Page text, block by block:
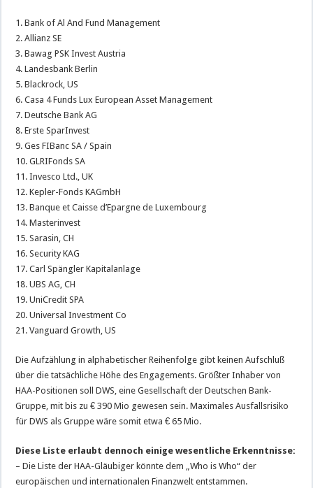
1. Bank of Al And Fund Management
2. Allianz SE
3. Bawag PSK Invest Austria
4. Landesbank Berlin
5. Blackrock, US
6. Casa 4 Funds Lux European Asset Management
7. Deutsche Bank AG
8. Erste SparInvest
9. Ges FIBanc SA / Spain
10. GLRIFonds SA
11. Invesco Ltd., UK
12. Kepler-Fonds KAGmbH
13. Banque et Caisse d’Epargne de Luxembourg
14. Masterinvest
15. Sarasin, CH
16. Security KAG
17. Carl Spängler Kapitalanlage
18. UBS AG, CH
19. UniCredit SPA
20. Universal Investment Co
21. Vanguard Growth, US
Die Aufzählung in alphabetischer Reihenfolge gibt keinen Aufschluß
über die tatsächliche Höhe des Engagements. Größter Inhaber von
HAA-Positionen soll DWS, eine Gesellschaft der Deutschen Bank-
Gruppe, mit bis zu € 390 Mio gewesen sein. Maximales Ausfallsrisiko
für DWS als Gruppe wäre somit etwa € 65 Mio.
Diese Liste erlaubt dennoch einige wesentliche Erkenntnisse:
– Die Liste der HAA-Gläubiger könnte dem „Who is Who“ der
europäischen und internationalen Finanzwelt entstammen.